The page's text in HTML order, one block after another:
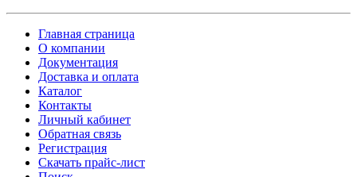
Главная страница
О компании
Документация
Доставка и оплата
Каталог
Контакты
Личный кабинет
Обратная связь
Регистрация
Скачать прайс-лист